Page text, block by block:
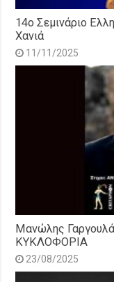
14o Σεμινάριο
Χανιά
11/11/2025
Μανώλης
ΚΥΚΛΟΦΟΡΙΑ
23/08/2025